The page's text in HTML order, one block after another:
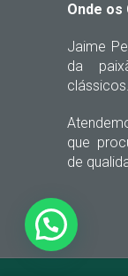
Onde os
Jaime
da
clássicos.
que
de